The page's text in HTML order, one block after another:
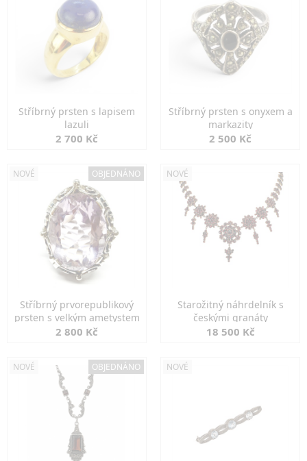
Stříbrný prsten s lapisem
lazuli
2 700 Kč
Stříbrný prsten s onyxem a
markazity
2 500 Kč
NOVÉ OBJEDNÁNO
Stříbrný prvorepublikový
prsten s velkým ametystem
2 800 Kč
NOVÉ
Starožitný náhrdelník s
českými granáty
18 500 Kč
NOVÉ OBJEDNÁNO NOVÉ